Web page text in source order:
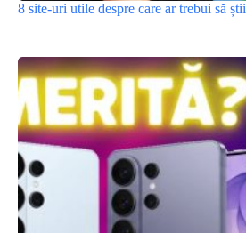
8 site-uri utile despre care ar trebui să știi